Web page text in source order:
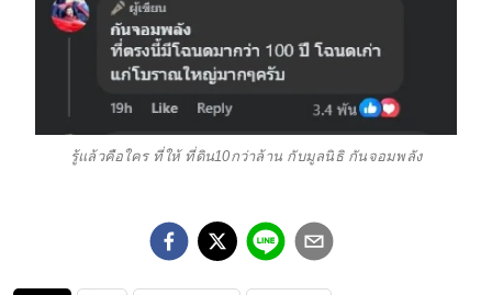
รู้แล้วคือใคร ที่ให้ ที่ดิน10กว่าล้าน กับมูลนิธิ กันจอมพลัง